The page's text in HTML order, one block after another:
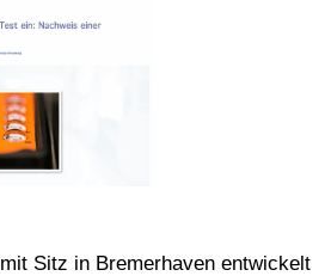
mit Sitz in Bremerhaven entwickelt